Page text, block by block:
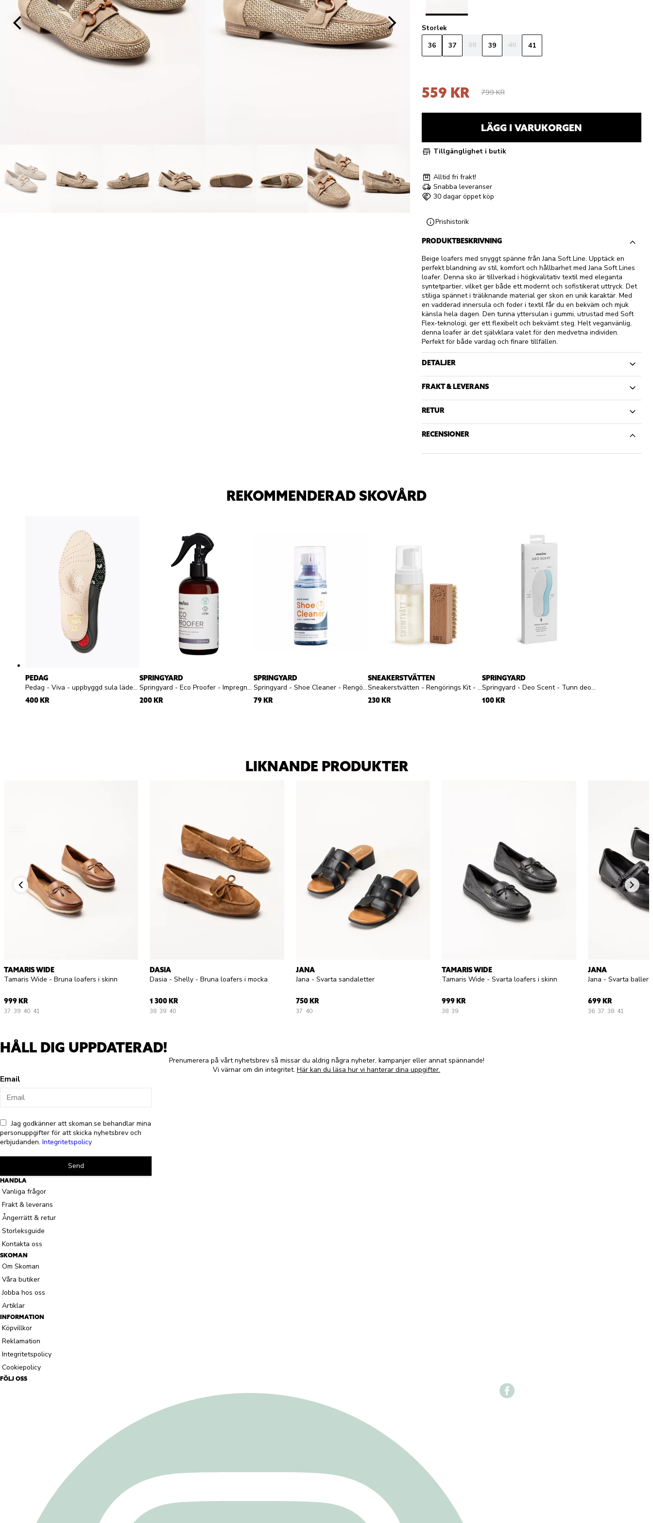
Storlek
36
37 38 39 40 41
559 KR 799 KR
LÄGG I VARUKORGEN
Tillgänglighet i butik
Alltid fri frakt!
Snabba leveranser
30 dagar öppet köp
Prishistorik
PRODUKTBESKRIVNING
Beige loafers med snyggt spänne från Jana Soft Line. Upptäck en
perfekt blandning av stil, komfort och hållbarhet med Jana Soft Lines
loafer. Denna sko är tillverkad i högkvalitativ textil med eleganta
syntetpartier, vilket ger både ett modernt och sofistikerat uttryck. Det
stiliga spännet i träliknande material ger skon en unik karaktär. Med
en vadderad innersula och foder i textil får du en bekväm och mjuk
känsla hela dagen. Den tunna yttersulan i gummi, utrustad med Soft
Flex-teknologi, ger ett flexibelt och bekvämt steg. Helt veganvänlig,
denna loafer är det självklara valet för den medvetna individen.
Perfekt för både vardag och finare tillfällen.
DETALJER
FRAKT & LEVERANS
RETUR
RECENSIONER
REKOMMENDERAD SKOVÅRD
PEDAG
Pedag - Viva - uppbyggd sula läder dam herr
400 KR
SPRINGYARD
Springyard - Eco Proofer - Impregneringsspray
200 KR
SPRINGYARD
Springyard - Shoe Cleaner - Rengöringsgel
79 KR
SNEAKERSTVÄTTEN
Sneakerstvätten - Rengörings Kit - Rengöringskit skumtvätt och borste
230 KR
SPRINGYARD
Springyard - Deo Scent - Tunn deosula
100 KR
LIKNANDE PRODUKTER
TAMARIS WIDE
Tamaris Wide - Bruna loafers i skinn
999 KR
37 39 40 41
DASIA
Dasia - Shelly - Bruna loafers i mocka
1 300 KR
38 39 40
JANA
Jana - Svarta sandaletter
750 KR
37 40
TAMARIS WIDE
Tamaris Wide - Svarta loafers i skinn
999 KR
38 39
JANA
Jana - Svarta
699 KR
36 37 38 41
HÅLL DIG UPPDATERAD!
Prenumerera på vårt nyhetsbrev så missar du aldrig några nyheter, kampanjer eller annat spännande!
Vi värnar om din integritet. Här kan du läsa hur vi hanterar dina uppgifter.
Email
Jag godkänner att skoman.se behandlar mina
personuppgifter för att skicka nyhetsbrev och
erbjudanden. Integritetspolicy
Send
HANDLA
Vanliga frågor
Frakt & leverans
Ångerrätt & retur
Storleksguide
Kontakta oss
SKOMAN
Om Skoman
Våra butiker
Jobba hos oss
Artiklar
INFORMATION
Köpvillkor
Reklamation
Integritetspolicy
Cookiepolicy
FÖLJ OSS